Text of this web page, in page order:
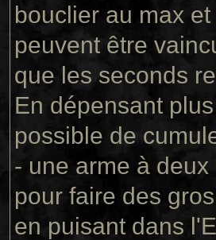
bouclier au max
peuvent être
que les seconds
En dépensant
possible de
- une arme à
pour faire des
en puisant dans